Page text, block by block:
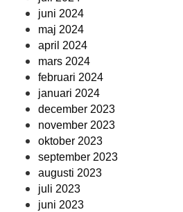
juni 2024
maj 2024
april 2024
mars 2024
februari 2024
januari 2024
december 2023
november 2023
oktober 2023
september 2023
augusti 2023
juli 2023
juni 2023